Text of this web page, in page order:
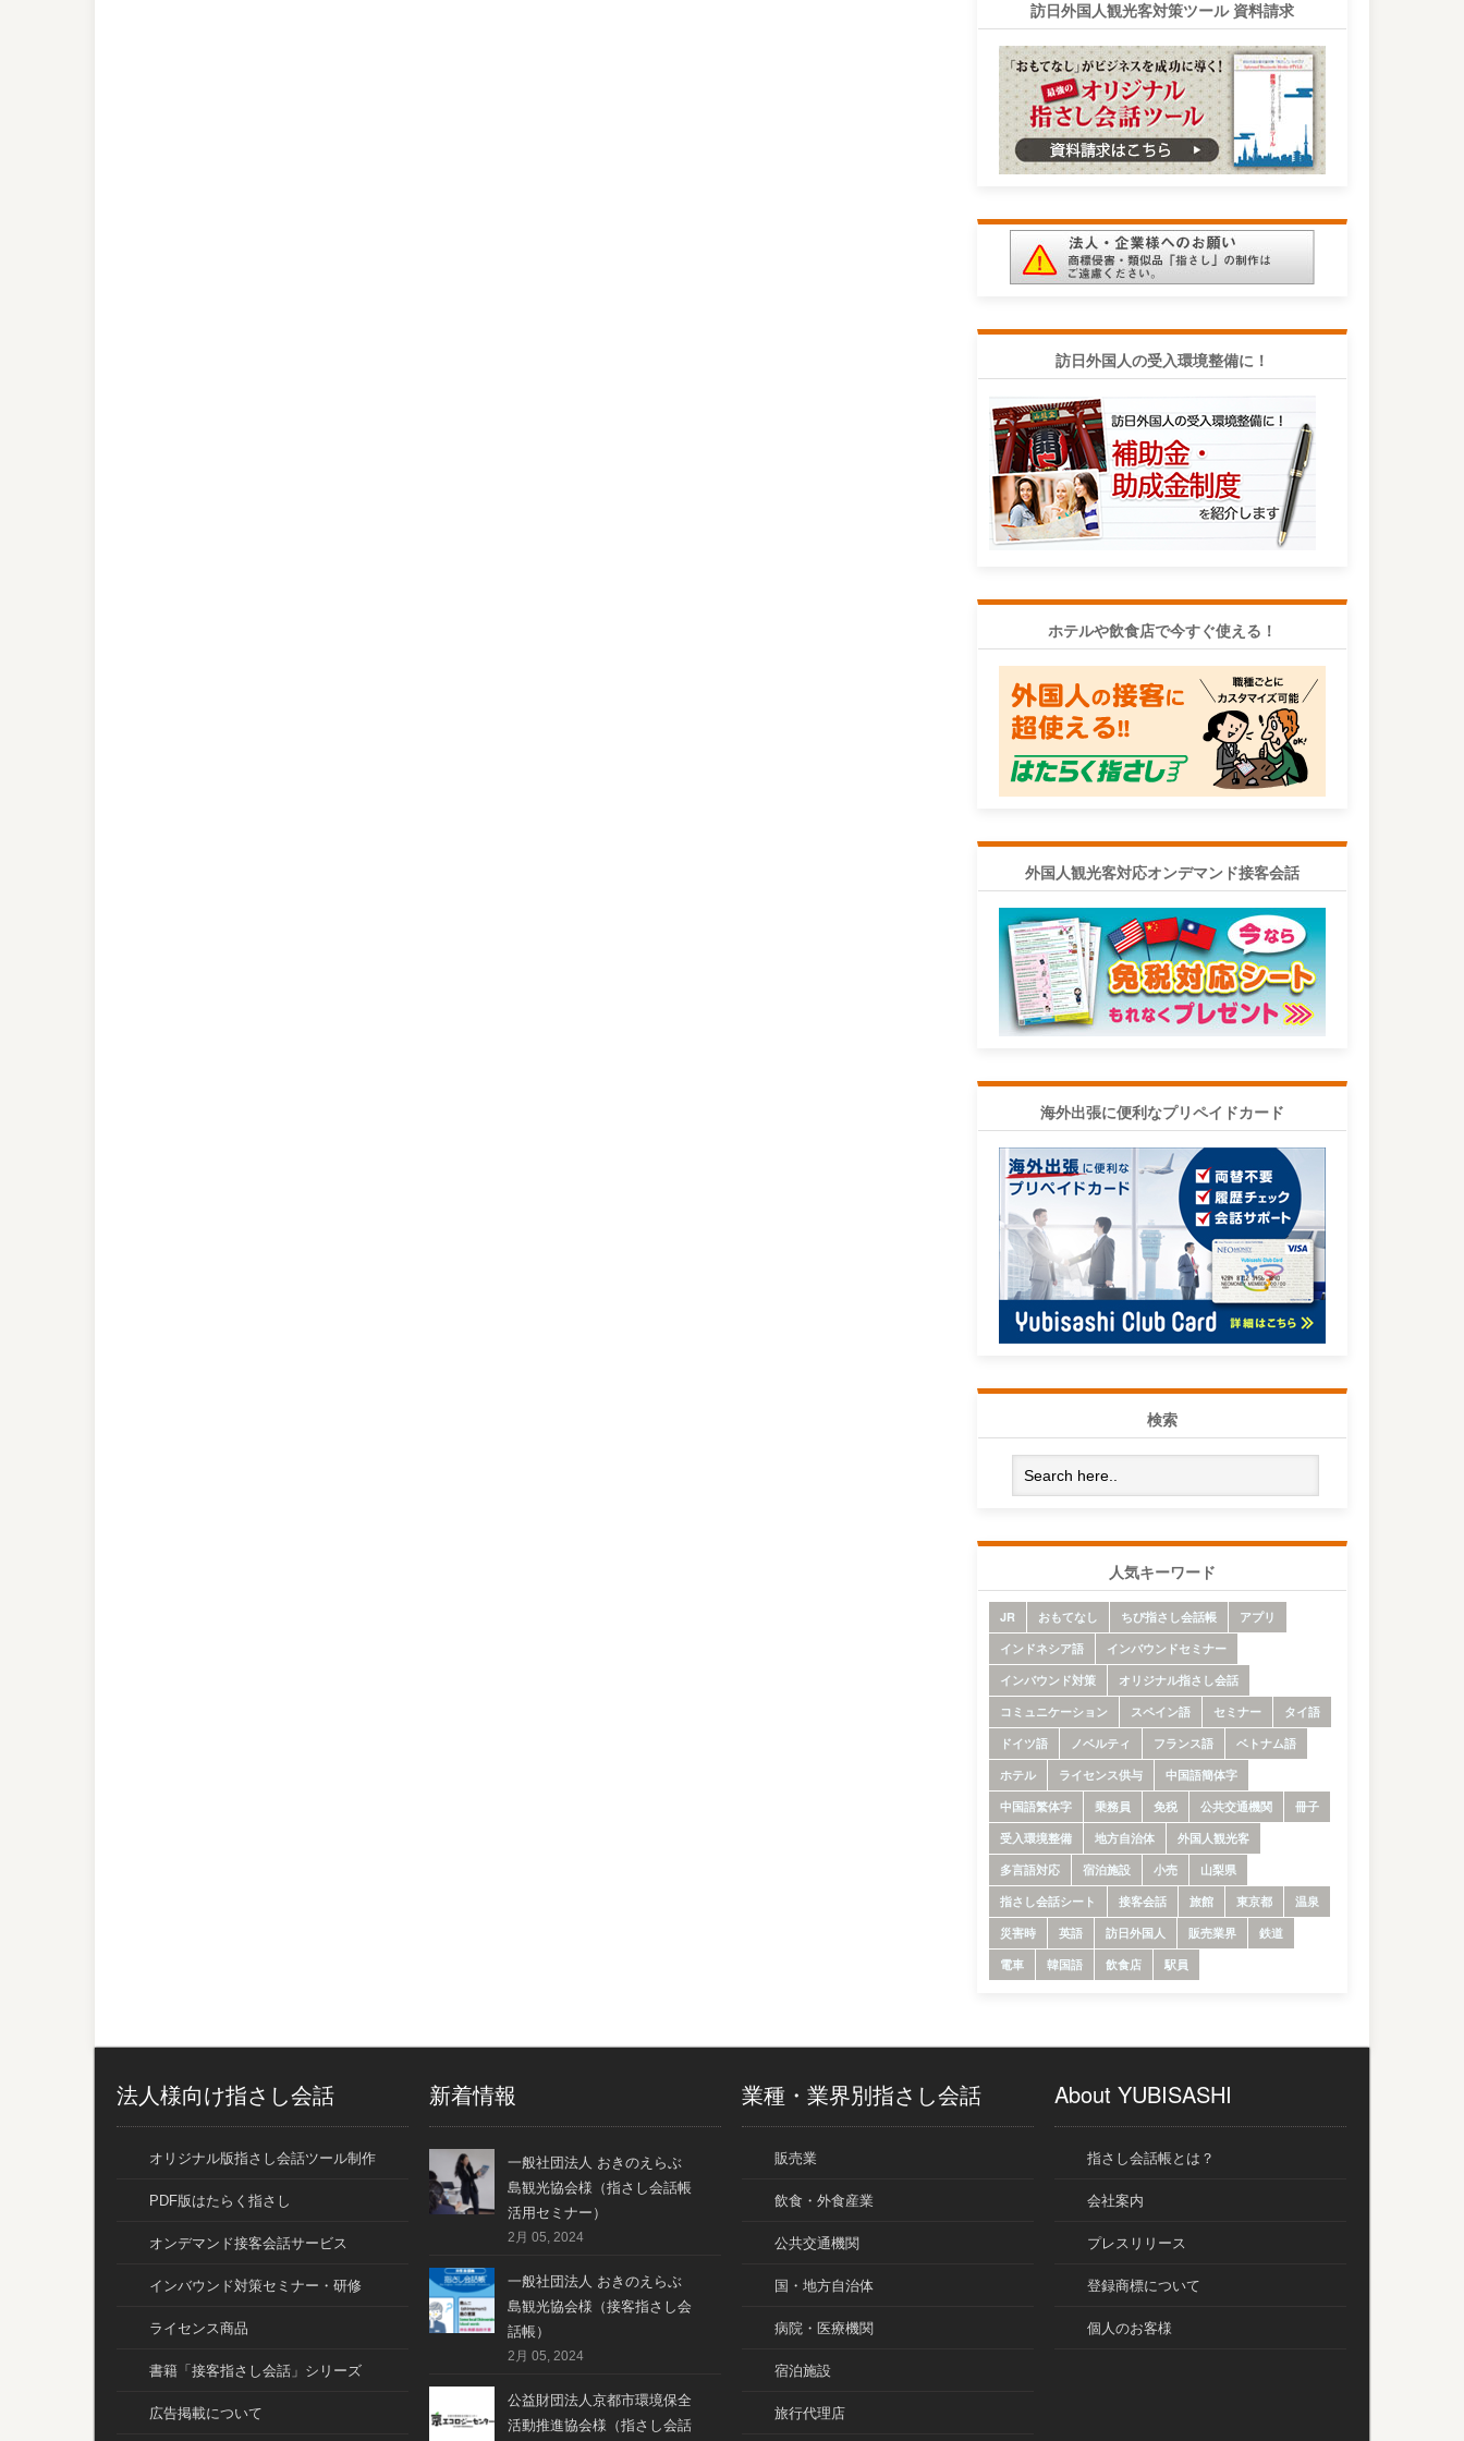
訪日外国人観光客対策ツール 資料請求
訪日外国人の受入環境整備に！
ホテルや飲食店で今すぐ使える！
外国人観光客対応オンデマンド接客会話
海外出張に便利なプリペイドカード
検索
人気キーワード
JR おもてなし ちび指さし会話帳
アプリ
インドネシア語
インバウンドセミナー
インバウンド対策
オリジナル指さし会話
コミュニケーション
スペイン語 セミナー
タイ語
ドイツ語
ノベルティ フランス語
ベトナム語
ホテル
ライセンス供与
中国語簡体字
中国語繁体字
乗務員 免税 公共交通機関
冊子
受入環境整備
地方自治体
外国人観光客
多言語対応
宿泊施設 小売
山梨県
指さし会話シート
接客会話 旅館 東京都
温泉
災害時
英語 訪日外国人 販売業界
鉄道
電車
韓国語 飲食店 駅員
法人様向け指さし会話
オリジナル版指さし会話ツール制作
PDF版はたらく指さし
オンデマンド接客会話サービス
インバウンド対策セミナー・研修
ライセンス商品
書籍「接客指さし会話」シリーズ
広告掲載について
新着情報
一般社団法人 おきのえらぶ
島観光協会様（指さし会話帳
活用セミナー）
2月 05, 2024
一般社団法人 おきのえらぶ
島観光協会様（接客指さし会
話帳）
2月 05, 2024
公益財団法人京都市環境保全
活動推進協会様（指さし会話
業種・業界別指さし会話
販売業
飲食・外食産業
公共交通機関
国・地方自治体
病院・医療機関
宿泊施設
旅行代理店
About YUBISASHI
指さし会話帳とは？
会社案内
プレスリリース
登録商標について
個人のお客様